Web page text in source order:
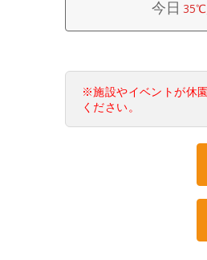
今日 35℃
※施設やイベントが休
ください。